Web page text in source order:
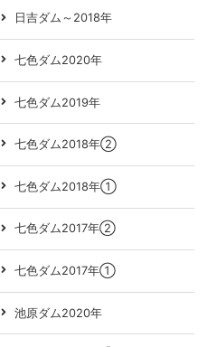
日吉ダム～2018年
七色ダム2020年
七色ダム2019年
七色ダム2018年②
七色ダム2018年①
七色ダム2017年②
七色ダム2017年①
池原ダム2020年